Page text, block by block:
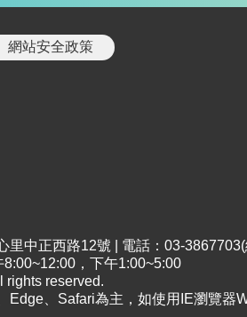
網站安全政策
里中正西路12號 | 電話：03-
，下午1:00~5:00
rights reserved.
Edge、Safari為主，如使用IE瀏覽器